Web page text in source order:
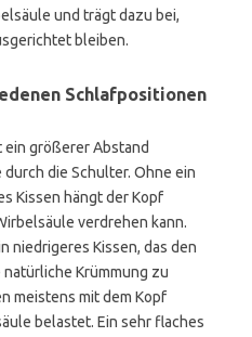
und trägt dazu bei,
bleiben.
Schlafpositionen
größerer Abstand
die Schulter. Ohne ein
Kissen hängt der Kopf
verdrehen kann.
niedrigeres Kissen, das den
Krümmung zu
meistens mit dem Kopf
belastet. Ein sehr flaches